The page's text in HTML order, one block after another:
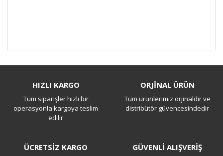
Yorum Yaz
HIZLI KARGO
Tüm siparişler hızlı bir
operasyonla kargoya teslim
edilir
ORJİNAL ÜRÜN
Tüm ürünlerimiz orjinaldir ve
distribütör güvencesindedir
ÜCRETSİZ KARGO GÜVENLİ ALIŞVERİŞ